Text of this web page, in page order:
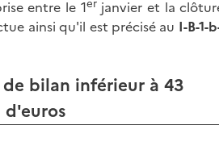
entre le 1 janvier et la
ainsi qu'il est précisé au I-B-1-
bilan inférieur à 43